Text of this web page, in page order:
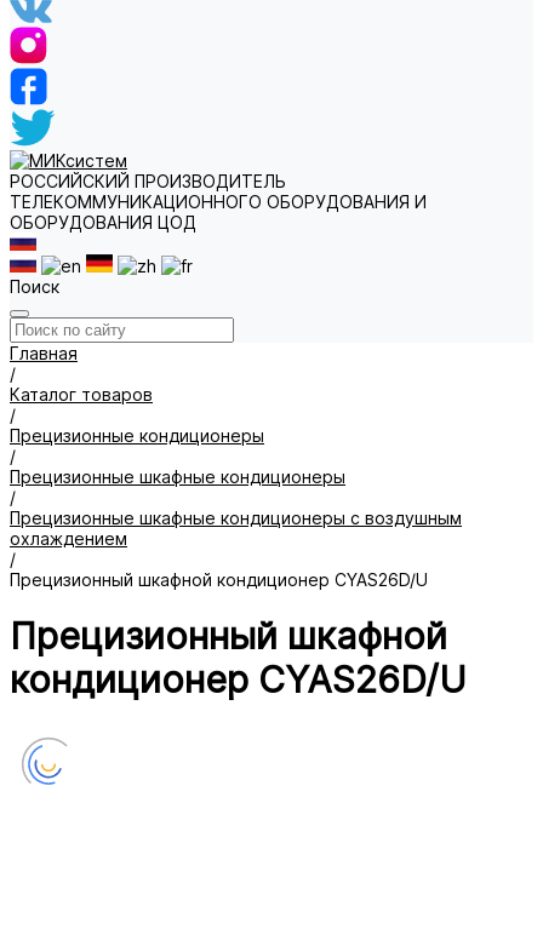
РОССИЙСКИЙ ПРОИЗВОДИТЕЛЬ
ТЕЛЕКОММУНИКАЦИОННОГО ОБОРУДОВАНИЯ И
ОБОРУДОВАНИЯ ЦОД
Поиск
Главная
/
Каталог товаров
/
Прецизионные кондиционеры
/
Прецизионные шкафные кондиционеры
/
Прецизионные шкафные кондиционеры с воздушным
охлаждением
/
Прецизионный шкафной кондиционер CYAS26D/U
Прецизионный шкафной
кондиционер CYAS26D/U